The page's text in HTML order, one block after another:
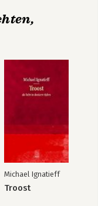
Michael Ignatieff
Troost